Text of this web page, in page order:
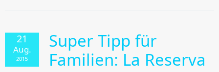
21
Aug.
2015
Super Tipp für
Familien: La Reserva